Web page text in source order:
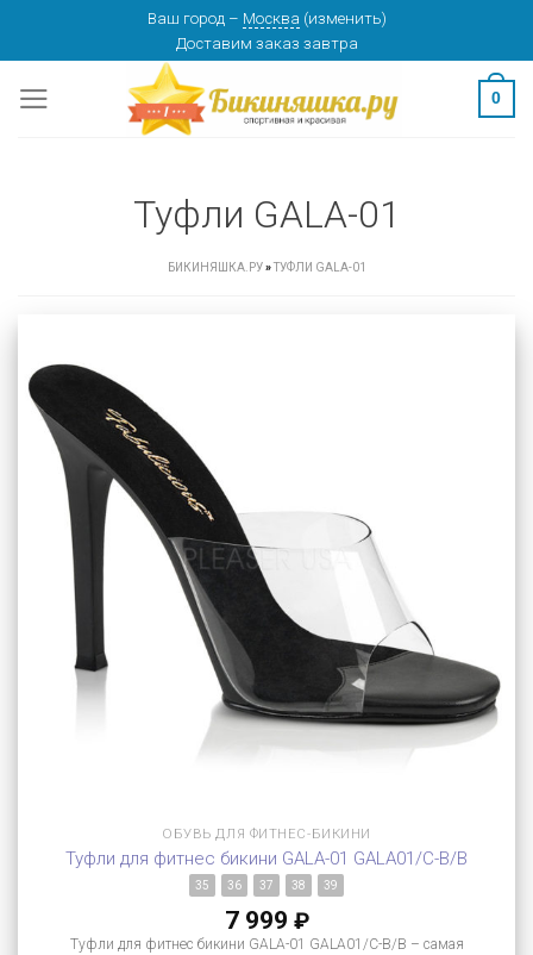
content
Ваш город – Москва (изменить)
Доставим заказ завтра
0
Туфли GALA-01
БИКИНЯШКА.РУ»ТУФЛИ GALA-01
ОБУВЬ ДЛЯ ФИТНЕС-БИКИНИ
Туфли для фитнес бикини GALA-01 GALA01/C-B/B
35 36 37 38 39
7 999 ₽
Туфли для фитнес бикини GALA-01 GALA01/C-B/B – самая